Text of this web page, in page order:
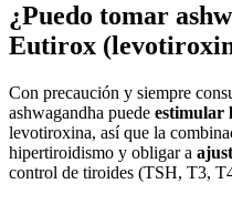
¿Puedo tomar
Eutirox
Con precaución y siempre
ashwagandha puede estimular
levotiroxina, así que la
hipertiroidismo y obligar a
control de tiroides (TSH, T3,